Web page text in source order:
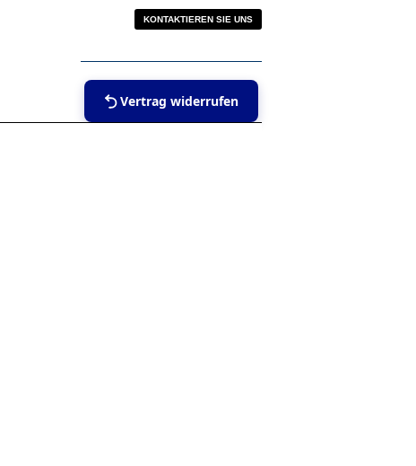
KONTAKTIEREN SIE UNS
Vertrag widerrufen